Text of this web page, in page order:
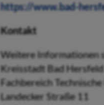
https://www.bad-
Kontakt
Weitere Informationen
Kreisstadt Bad
Fachbereich
Landecker Straße 11